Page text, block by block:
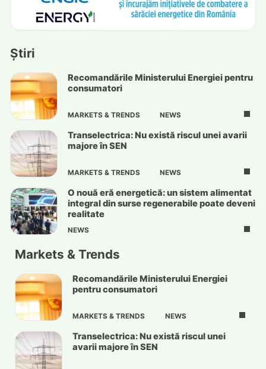
Știri
Recomandările Ministerului Energiei pentru
consumatori
MARKETS & TRENDS NEWS
Transelectrica: Nu există riscul unei avarii
majore în SEN
MARKETS & TRENDS NEWS
O nouă eră energetică: un sistem alimentat
integral din surse regenerabile poate deveni
realitate
NEWS
Markets & Trends
Recomandările Ministerului Energiei
pentru consumatori
MARKETS & TRENDS NEWS
Transelectrica: Nu există riscul unei
avarii majore în SEN